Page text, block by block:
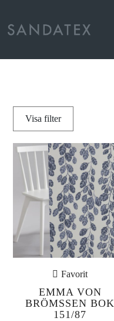
Visa filter
Favorit
EMMA VON
BRÖMSSEN BOK
151/87